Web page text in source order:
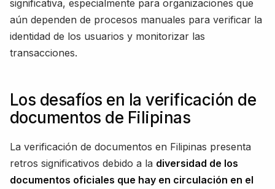
significativa, especialmente para organizaciones que
aún dependen de procesos manuales para verificar la
identidad de los usuarios y monitorizar las
transacciones.
Los desafíos en la verificación de
documentos de Filipinas
La verificación de documentos en Filipinas presenta
retros significativos debido a la diversidad de los
documentos oficiales que hay en circulación en el